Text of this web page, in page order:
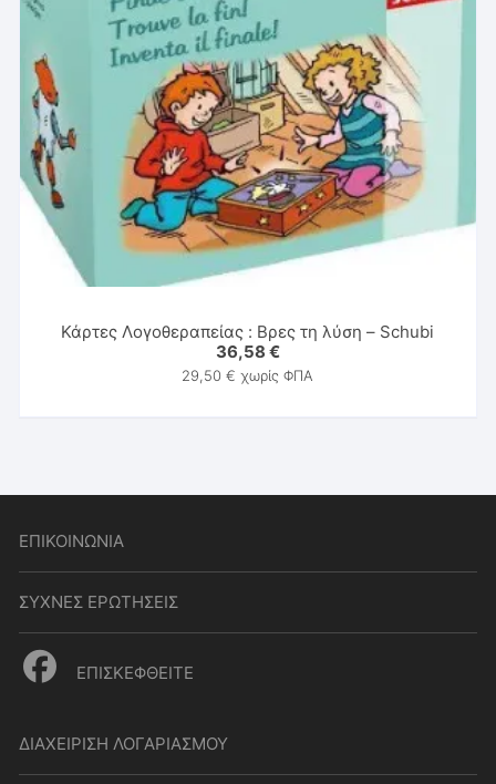
Κάρτες Λογοθεραπείας : Βρες τη λύση – Schubi
36,58 €
29,50€ χωρίς ΦΠΑ
ΕΠΙΚΟΙΝΩΝΙΑ
ΣΥΧΝΕΣ ΕΡΩΤΗΣΕΙΣ
ΕΠΙΣΚΕΦΘΕΙΤΕ
ΔΙΑΧΕΙΡΙΣΗ ΛΟΓΑΡΙΑΣΜΟΥ